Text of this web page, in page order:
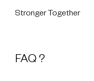
Stronger Together
FAQ ?